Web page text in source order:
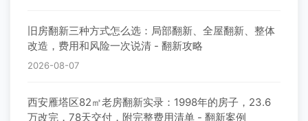
旧房翻新三种方式怎么选：局部翻新、全屋翻新、整体
改造，费用和风险一次说清 - 翻新攻略
2026-08-07
西安雁塔区82㎡老房翻新实录：1998年的房子，23.6
万改完，78天交付，附完整费用清单 - 翻新案例